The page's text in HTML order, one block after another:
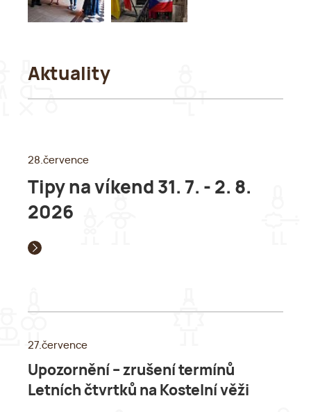
Aktuality
28.července
Tipy na víkend 31. 7. - 2. 8.
2026
27.července
Upozornění – zrušení termínů
Letních čtvrtků na Kostelní věži